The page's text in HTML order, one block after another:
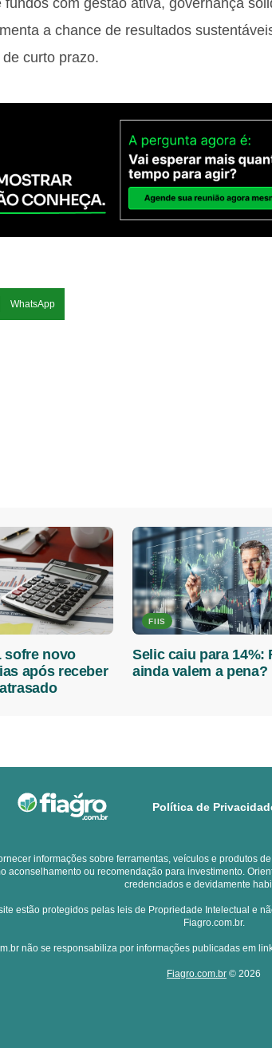
com gestão ativa, governança
a chance de resultados
curto prazo.
WhatsApp
sofre novo
após receber
FIIS
Selic caiu para 14%:
ainda valem a pena?
Política de
informações sobre ferramentas, veículos e produtos
aconselhamento ou recomendação para investimento.
credenciados e devidamente
estão protegidos pelas leis de Propriedade Intelectual e
Fiagro.com.br.
não se responsabiliza por informações publicadas em
Fiagro.com.br © 2026